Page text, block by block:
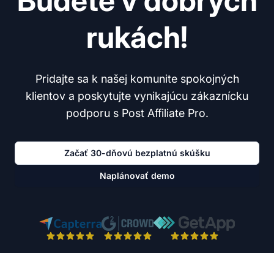
rukách!
Pridajte sa k našej komunite spokojných
klientov a poskytujte vynikajúcu zákaznícku
podporu s Post Affiliate Pro.
Začať 30-dňovú bezplatnú skúšku
Naplánovať demo